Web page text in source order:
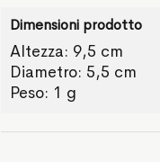
Dimensioni prodotto
Altezza: 9,5 cm
Diametro: 5,5 cm
Peso: 1 g